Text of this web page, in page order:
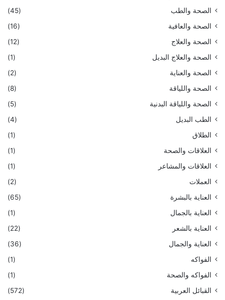
الصحة والطب
(45)
الصحة والعافية
(16)
الصحة والعلاج
(12)
الصحة والعلاج البديل
(1)
الصحة والعناية
(2)
الصحة واللياقة
(8)
الصحة واللياقة البدنية
(5)
الطب البديل
(4)
الطلاق
(1)
العلاقات والصحة
(1)
العلاقات والمشاعر
(1)
العملات
(2)
العناية بالبشرة
(65)
العناية بالجمال
(1)
العناية بالشعر
(22)
العناية والجمال
(36)
الفواكه
(1)
الفواكه والصحة
(1)
القبائل العربية
(572)